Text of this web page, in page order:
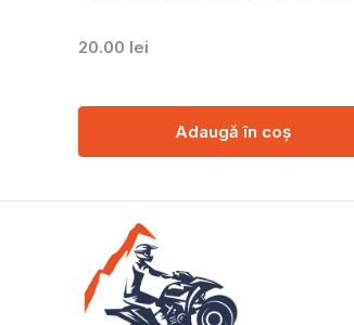
20.00 lei
Adaugă în coș